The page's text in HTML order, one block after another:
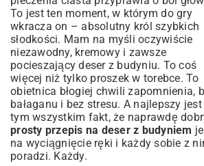
To jest ten moment, w którym do gry
wkracza on – absolutny król szybkich
słodkości. Mam na myśli oczywiście
niezawodny, kremowy i zawsze
pocieszający deser z budyniu. To coś
więcej niż tylko proszek w torebce. To
obietnica błogiej chwili zapomnienia,
bałaganu i bez stresu. A najlepszy
tym wszystkim fakt, że naprawdę
prosty przepis na deser z budyniem
na wyciągnięcie ręki i każdy sobie z
poradzi. Każdy.